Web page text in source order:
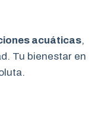
acuáticas,
Tu bienestar en